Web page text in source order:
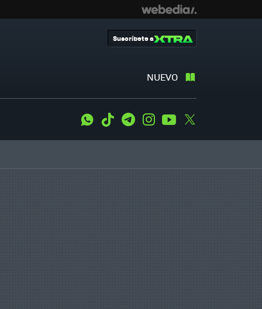
NUEVO
Suscríbete a
WhatsApp
Tiktok TelegramInstagramYoutube